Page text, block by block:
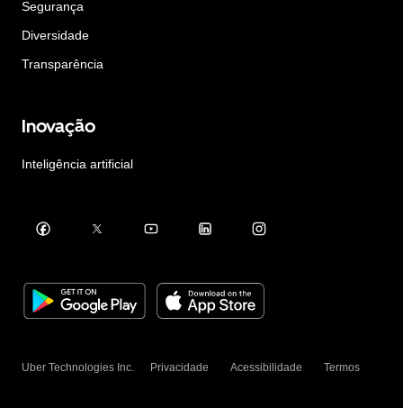
Segurança
Diversidade
Transparência
Inovação
Inteligência artificial
Uber Technologies Inc. Privacidade Acessibilidade Termos